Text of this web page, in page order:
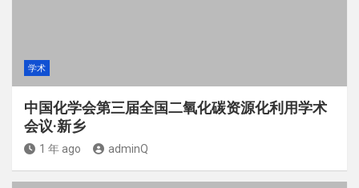
学术
中国化学会第三届全国二氧化碳资源化利用学术
会议·新乡
1 年 ago adminQ